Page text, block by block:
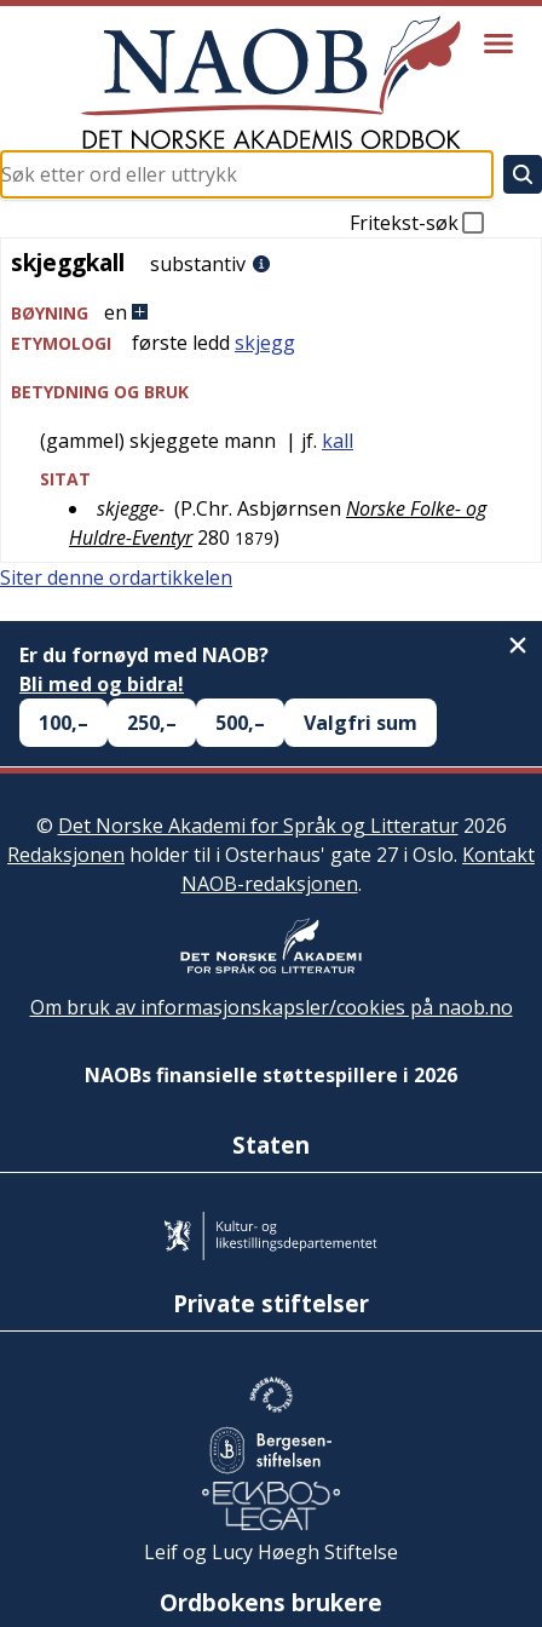
Fritekst-søk
skjeggkall
skjeggkall substantiv
BØYNING en
ETYMOLOGI første ledd skjegg
BETYDNING OG BRUK
(gammel) skjeggete mann | jf. kall
SITAT
skjegge- (P.Chr. Asbjørnsen Norske Folke- og
Huldre-Eventyr 280 1879)
Siter denne ordartikkelen
Er du fornøyd med NAOB?
Bli med og bidra!
100,–
250,– 500,– Valgfri sum
© Det Norske Akademi for Språk og Litteratur2026
Redaksjonen holder til i Osterhaus' gate 27 i Oslo. Kontakt
NAOB-redaksjonen.
Om bruk av informasjonskapsler/cookies på naob.no
NAOBs finansielle støttespillere i 2026
Staten
Private stiftelser
Leif og Lucy Høegh Stiftelse
Ordbokens brukere